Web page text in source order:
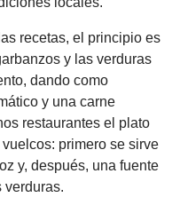
recetas, el principio es
y las verduras
dando como
y una carne
restaurantes el plato
primero se sirve
y, después, una fuente
verduras.